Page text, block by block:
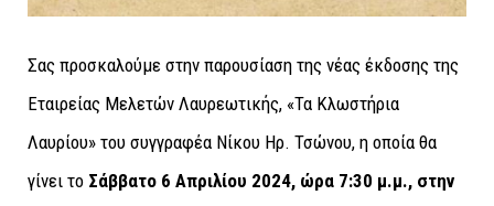
Σας προσκαλούμε στην παρουσίαση της νέας έκδοσης της
Εταιρείας Μελετών Λαυρεωτικής, «Τα Κλωστήρια
Λαυρίου» του συγγραφέα Νίκου Ηρ. Τσώνου, η οποία θα
γίνει το Σάββατο 6 Απριλίου 2024, ώρα 7:30 μ.μ., στην